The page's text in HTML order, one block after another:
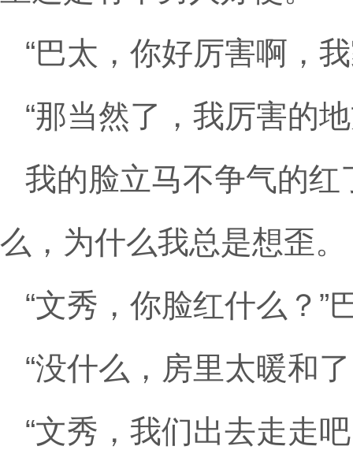
“巴太，你好厉害啊，
“那当然了，我厉害的
我的脸立马不争气的
么，为什么我总是想歪。
“文秀，你脸红什么？”
“没什么，房里太暖和
“文秀，我们出去走走吧